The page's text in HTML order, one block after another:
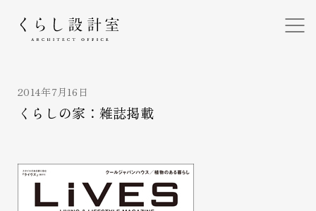
2014年7月16日
くらしの家：雑誌掲載